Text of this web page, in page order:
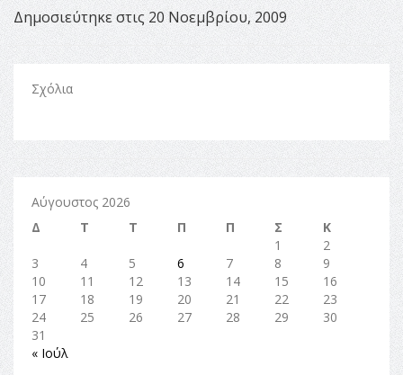
Δημοσιεύτηκε στις 20 Νοεμβρίου, 2009
Σχόλια
Αύγουστος 2026
Δ
Τ Τ Π Π Σ
Κ
1
2
3
4 5 6 7 8
9
10
11 12 13 14 15
16
17
18 19 20 21 22
23
24
25 26 27 28 29
30
31
« Ιούλ